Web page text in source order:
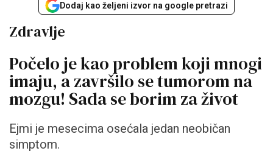
Dodaj kao željeni izvor na google pretrazi
Zdravlje
Počelo je kao problem koji mnogi
imaju, a završilo se tumorom na
mozgu! Sada se borim za život
Ejmi je mesecima osećala jedan neobičan
simptom.